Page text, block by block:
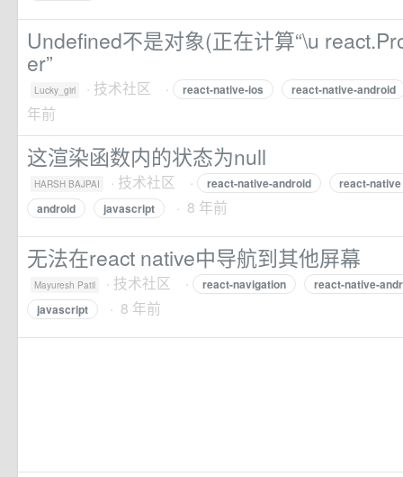
Undefined不是对象(正在计算“\u
er”
Lucky_girl · 技术社区 · react-native-ios react-native-android
年前
这渲染函数内的状态为null
HARSH BAJPAI · 技术社区 · react-native-android
react-native
android
javascript · 8 年前
无法在react native中导航到其他屏幕
Mayuresh Patil · 技术社区 · react-navigation
react-native-
javascript
· 8 年前